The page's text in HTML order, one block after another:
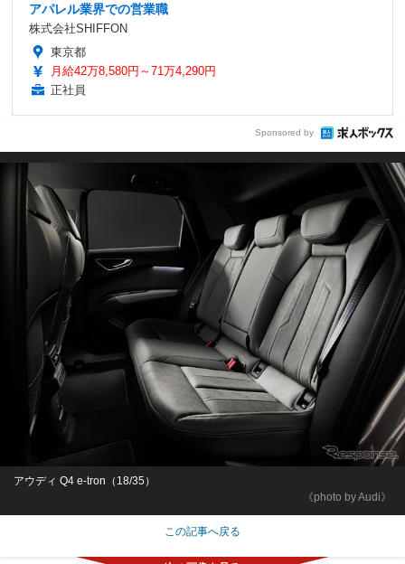
アパレル業界での営業職
株式会社SHIFFON
東京都
月給42万8,580円～71万4,290円
正社員
Sponsored by
《photo by Audi》
アウディ Q4 e-tron（18/35）
この記事へ戻る